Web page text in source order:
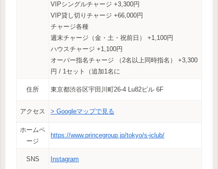
VIPシングルチャージ +3,300円
VIP貸し切りチャージ +66,000円
チャージ各種
週末チャージ（金・土・祝前日） +1,100円
ハウスチャージ +1,100円
オーバー指名チャージ （2名以上同時指名） +3,300
円 / 1セット（追加1名に
住所 東京都渋谷区宇田川町26-4 Lu82ビル 6F
アクセス > Googleマップで見る
ホームペ
ージ
https://www.princegroup.jp/tokyo/s-jclub/
SNS Instagram